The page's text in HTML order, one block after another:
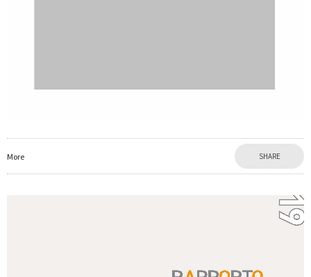
More SHARE